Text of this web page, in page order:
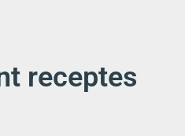
receptes